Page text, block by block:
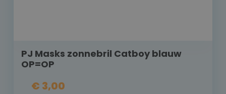
PJ Masks zonnebril Catboy blauw
OP=OP
€ 3,00